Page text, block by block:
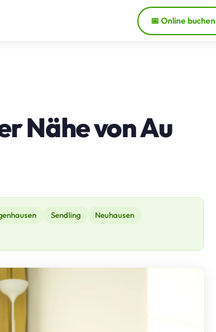
📅 Online buchen
Nähe von Au
Sendling
Neuhausen